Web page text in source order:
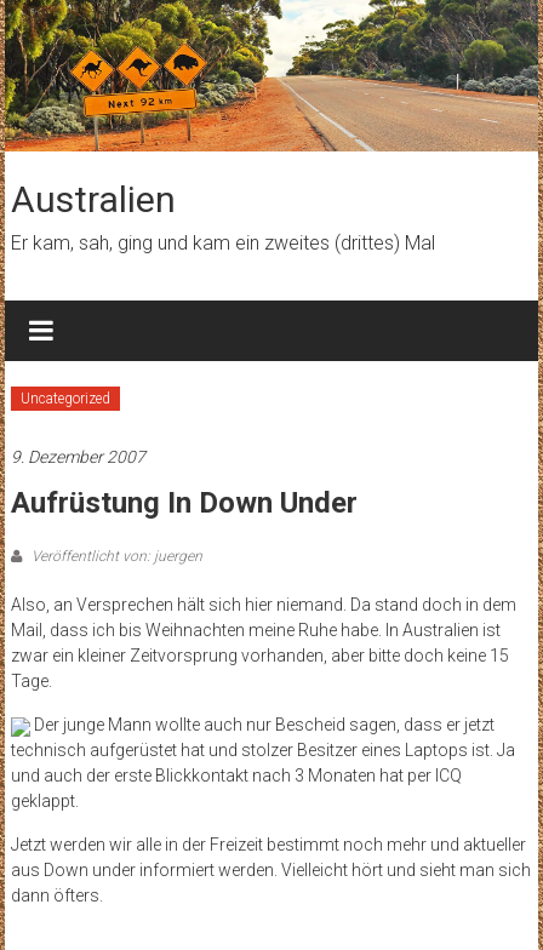
Zum
Inhalt
springen
Australien
Er kam, sah, ging und kam ein zweites (drittes) Mal
Uncategorized
9. Dezember 2007
Aufrüstung In Down Under
Veröffentlicht von: juergen
Also, an Versprechen hält sich hier niemand. Da stand doch in dem
Mail, dass ich bis Weihnachten meine Ruhe habe. In Australien ist
zwar ein kleiner Zeitvorsprung vorhanden, aber bitte doch keine 15
Tage.
Der junge Mann wollte auch nur Bescheid sagen, dass er jetzt
technisch aufgerüstet hat und stolzer Besitzer eines Laptops ist. Ja
und auch der erste Blickkontakt nach 3 Monaten hat per ICQ
geklappt.
Jetzt werden wir alle in der Freizeit bestimmt noch mehr und aktueller
aus Down under informiert werden. Vielleicht hört und sieht man sich
dann öfters.